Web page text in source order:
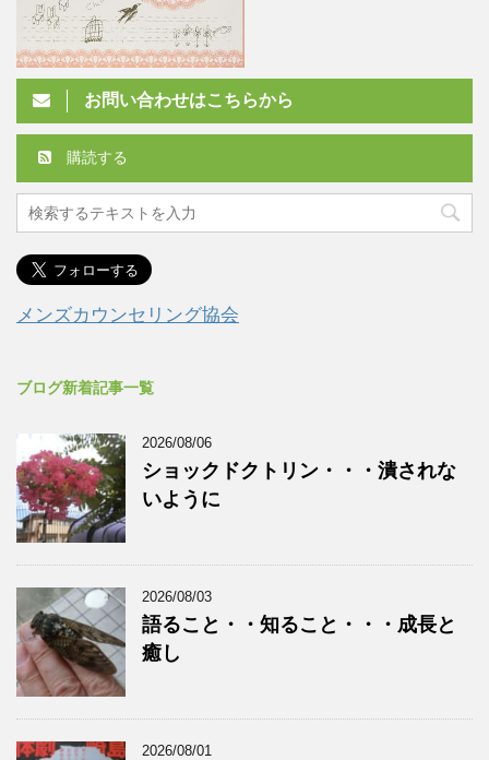
お問い合わせはこちらから
購読する
メンズカウンセリング協会
ブログ新着記事一覧
2026/08/06
ショックドクトリン・・・潰されな
いように
2026/08/03
語ること・・知ること・・・成長と
癒し
2026/08/01